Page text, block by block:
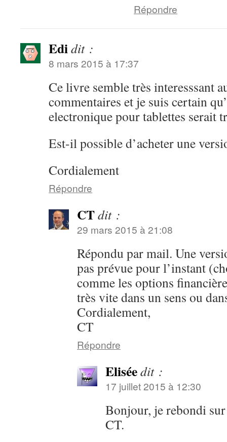
Répondre
Edidit :
8 mars 2015 à 17:37
Ce livre semble très interesssant
commentaires et je suis certain
electronique pour tablettes serait
Est-il possible d’acheter une
Cordialement
Répondre
CTdit :
29 mars 2015 à 21:08
Répondu par mail. Une
pas prévue pour l’instant
comme les options
très vite dans un sens ou
Cordialement,
CT
Répondre
Eliséedit :
17 juillet 2015 à 12:30
Bonjour, je rebondi
CT.